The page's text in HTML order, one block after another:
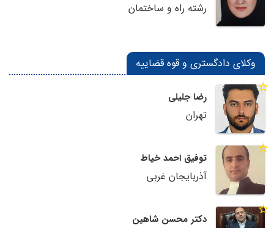
رشته راه و ساختمان
وکلای دادگستری و قوه قضاییه
رضا جلیلی
تهران
توفیق احمد خیاط
آذربایجان غربی
دکتر محسن شاهین